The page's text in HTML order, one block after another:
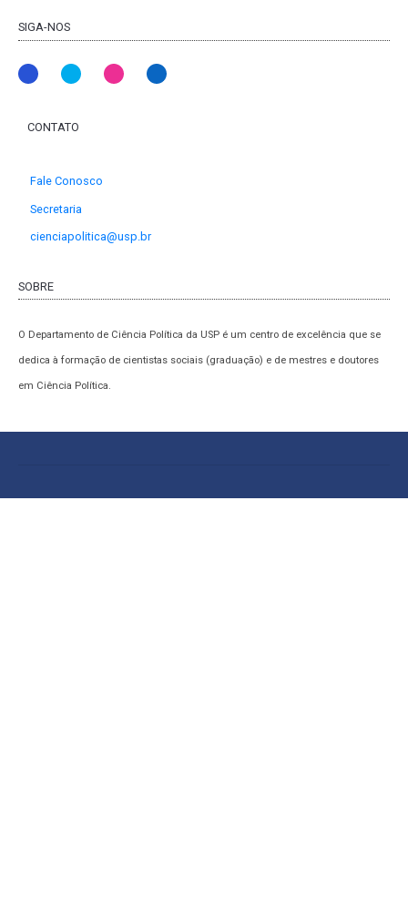
SIGA-NOS
CONTATO
Fale Conosco
Secretaria
cienciapolitica@usp.br
SOBRE
O Departamento de Ciência Política da USP é um centro de excelência que se
dedica à formação de cientistas sociais (graduação) e de mestres e doutores
em Ciência Política.